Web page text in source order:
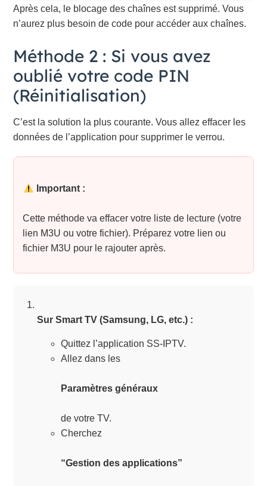
Après cela, le blocage des chaînes est supprimé. Vous
n’aurez plus besoin de code pour accéder aux chaînes.
Méthode 2 : Si vous avez
oublié votre code PIN
(Réinitialisation)
C’est la solution la plus courante. Vous allez effacer les
données de l’application pour supprimer le verrou.
Important :
Cette méthode va effacer votre liste de lecture (votre
lien M3U ou votre fichier). Préparez votre lien ou
fichier M3U pour le rajouter après.
Sur Smart TV (Samsung, LG, etc.) :
Quittez l’application SS-IPTV.
Allez dans les
Paramètres généraux
de votre TV.
Cherchez
“Gestion des applications”